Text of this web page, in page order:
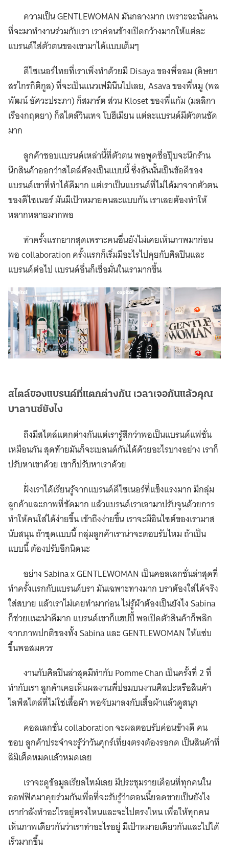
ความเป็น GENTLEWOMAN มันกลางมาก เพราะฉะนั้นคน
ที่จะมาทำงานร่วมกับเรา เราค่อนข้างเปิดกว้างมากให้แต่ละ
แบรนด์ใส่ตัวตนของเขามาได้แบบเต็มๆ
ดีไซเนอร์ไทยที่เราเพิ่งทำด้วยมี Disaya ของพี่ออม (ดิษยา
สรไกรกิติกูล) ที่จะเป็นแนวเฟมินีนไปเลย, Asava ของพี่หมู (พล
พัฒน์ อัศวะประภา) ก็สมาร์ต ส่วน Kloset ของพี่แก้ม (มลลิกา
เรืองกฤตยา) ก็สไตล์วินเทจ โบฮีเมียน แต่ละแบรนด์มีตัวตนชัด
มาก
ลูกค้าชอบแบรนด์เหล่านี้ที่ตัวตน พอพูดชื่อปุ๊บจะนึกร้าน
นึกสินค้าออกว่าสไตล์ต้องเป็นแบบนี้ ซึ่งอันนั้นเป็นข้อดีของ
แบรนด์เขาที่ทำได้ดีมาก แต่เราเป็นแบรนด์ที่ไม่ได้มาจากตัวตน
ของดีไซเนอร์ มันมีเป้าหมายคนละแบบกัน เราเลยต้องทำให้
หลากหลายมากพอ
ทำครั้งแรกยากสุดเพราะคนอื่นยังไม่เคยเห็นภาพมาก่อน
พอ collaboration ครั้งแรกก็เริ่มมีอะไรไปคุยกับศิลปินและ
แบรนด์ต่อไป แบรนด์อื่นก็เชื่อมั่นในเรามากขึ้น
สไตล์ของแบรนด์ที่แตกต่างกัน เวลาเจอกันแล้วคุณ
บาลานซ์ยังไง
ถึงมีสไตล์แตกต่างกันแต่เรารู้สึกว่าพอเป็นแบรนด์แฟชั่น
เหมือนกัน สุดท้ายมันก็จะเบลนด์กันได้ด้วยอะไรบางอย่าง เราก็
ปรับหาเขาด้วย เขาก็ปรับหาเราด้วย
ฝั่งเราได้เรียนรู้จากแบรนด์ดีไซเนอร์ที่แข็งแรงมาก มีกลุ่ม
ลูกค้าและภาพที่ชัดมาก แล้วแบรนด์เราเอามาปรับจูนด้วยการ
ทำให้คนใส่ได้ง่ายขึ้น เข้าถึงง่ายขึ้น เราจะมีอินไซต์ของเรามาส
นับสนุน ถ้าชุดแบบนี้ กลุ่มลูกค้าเราน่าจะตอบรับไหม ถ้าเป็น
แบบนี้ ต้องปรับอีกนิดนะ
อย่าง Sabina x GENTLEWOMAN เป็นคอลเลกชั่นล่าสุดที่
ทำครั้งแรกกับแบรนด์บรา มันเฉพาะทางมาก บราต้องใส่ได้จริง
ใส่สบาย แล้วเราไม่เคยทำมาก่อน ไม่รู้ผ้าต้องเป็นยังไง Sabina
ก็ช่วยแนะนำดีมาก แบรนด์เขาก็แฮปปี้ พอเปิดตัวสินค้าก็พลิก
จากภาพปกติของทั้ง Sabina และ GENTLEWOMAN ให้แซ่บ
ขึ้นพอสมควร
งานกับศิลปินล่าสุดมีทำกับ Pomme Chan เป็นครั้งที่ 2 ที่
ทำกับเรา ลูกค้าเคยเห็นผลงานพี่ปอมบนงานศิลปะหรือสินค้า
ไลฟ์สไตล์ที่ไม่ใช่เสื้อผ้า พอจับมาลงกับเสื้อผ้าแล้วดูสนุก
คอลเลกชั่น collaboration จะผลตอบรับค่อนข้างดี คน
ชอบ ลูกค้าประจำจะรู้ว่าวันศุกร์เที่ยงตรงต้องรอกด เป็นสินค้าที่
ลิมิเต็ดหมดแล้วหมดเลย
เราจะดูข้อมูลเรียลไทม์เลย มีประชุมรายเดือนที่ทุกคนใน
ออฟฟิศมาคุยร่วมกันเพื่อที่จะรับรู้ว่าตอนนี้ยอดขายเป็นยังไง
เรากำลังทำอะไรอยู่ตรงไหนและจะไปตรงไหน เพื่อให้ทุกคน
เห็นภาพเดียวกันว่าเราทำอะไรอยู่ มีเป้าหมายเดียวกันและไปได้
เร็วมากขึ้น